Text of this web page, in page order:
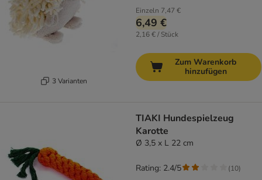
3 Varianten
Einzeln 7,47 €
6,49 €
2,16 € / Stück
Zum Warenkorb
hinzufügen
TIAKI Hundespielzeug
Karotte
Ø 3,5 x L 22 cm
Rating: 2.4/5 (10)